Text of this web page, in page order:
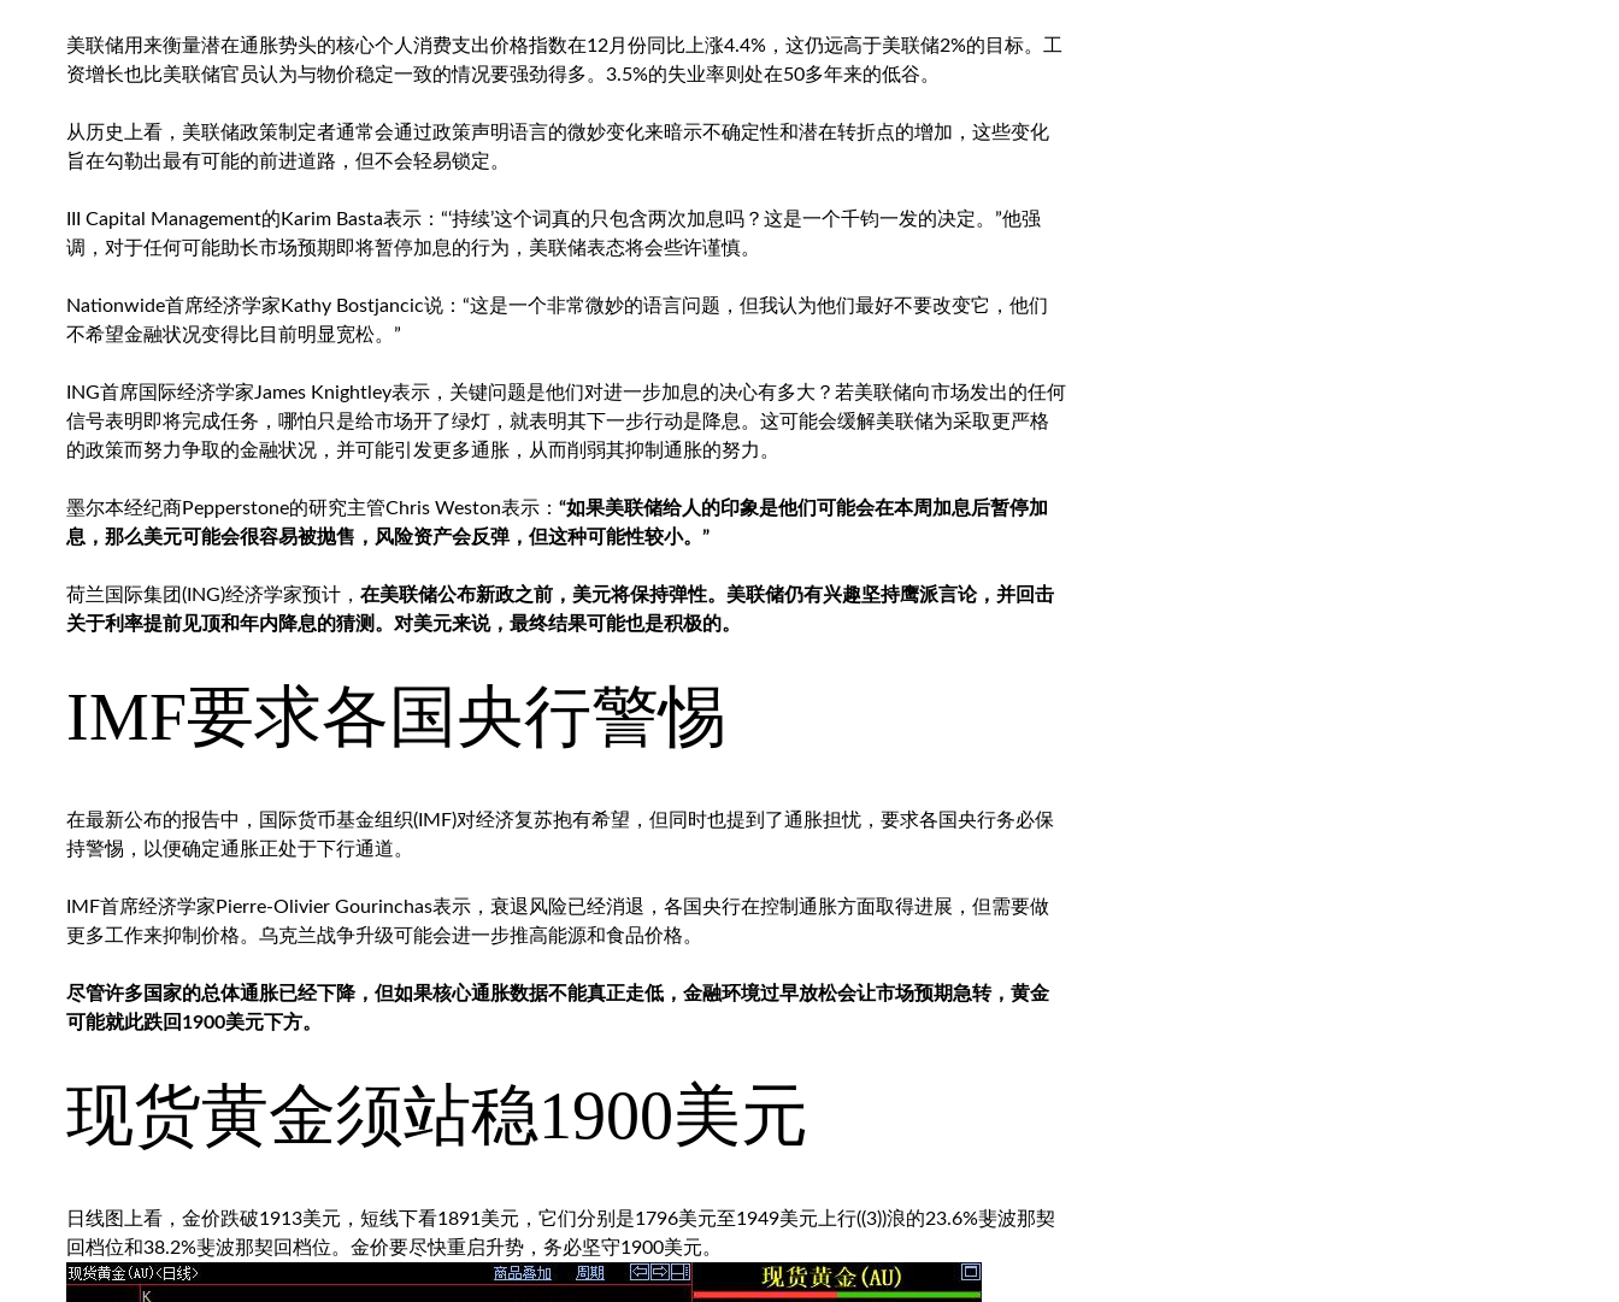
美联储用来衡量潜在通胀势头的核心个人消费支出价格指数在12月份同比上涨4.4%，这仍远高于美联储2%的目标。工
资增长也比美联储官员认为与物价稳定一致的情况要强劲得多。3.5%的失业率则处在50多年来的低谷。
从历史上看，美联储政策制定者通常会通过政策声明语言的微妙变化来暗示不确定性和潜在转折点的增加，这些变化
旨在勾勒出最有可能的前进道路，但不会轻易锁定。
III Capital Management的Karim Basta表示：“‘持续’这个词真的只包含两次加息吗？这是一个千钧一发的决定。”他强
调，对于任何可能助长市场预期即将暂停加息的行为，美联储表态将会些许谨慎。
Nationwide首席经济学家Kathy Bostjancic说：“这是一个非常微妙的语言问题，但我认为他们最好不要改变它，他们
不希望金融状况变得比目前明显宽松。”
ING首席国际经济学家James Knightley表示，关键问题是他们对进一步加息的决心有多大？若美联储向市场发出的任何
信号表明即将完成任务，哪怕只是给市场开了绿灯，就表明其下一步行动是降息。这可能会缓解美联储为采取更严格
的政策而努力争取的金融状况，并可能引发更多通胀，从而削弱其抑制通胀的努力。
墨尔本经纪商Pepperstone的研究主管Chris Weston表示： “如果美联储给人的印象是他们可能会在本周加息后暂停加
息，那么美元可能会很容易被抛售，风险资产会反弹，但这种可能性较小。”
荷兰国际集团(ING)经济学家预计， 在美联储公布新政之前，美元将保持弹性。美联储仍有兴趣坚持鹰派言论，并回击
关于利率提前见顶和年内降息的猜测。对美元来说，最终结果可能也是积极的。
IMF要求各国央行警惕
在最新公布的报告中，国际货币基金组织(IMF)对经济复苏抱有希望，但同时也提到了通胀担忧，要求各国央行务必保
持警惕，以便确定通胀正处于下行通道。
IMF首席经济学家Pierre-Olivier Gourinchas表示，衰退风险已经消退，各国央行在控制通胀方面取得进展，但需要做
更多工作来抑制价格。乌克兰战争升级可能会进一步推高能源和食品价格。
尽管许多国家的总体通胀已经下降，但如果核心通胀数据不能真正走低，金融环境过早放松会让市场预期急转，黄金
可能就此跌回1900美元下方。
现货黄金须站稳1900美元
日线图上看，金价跌破1913美元，短线下看1891美元，它们分别是1796美元至1949美元上行((3))浪的23.6%斐波那契
回档位和38.2%斐波那契回档位。金价要尽快重启升势，务必坚守1900美元。